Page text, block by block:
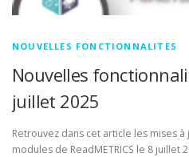
NOUVELLES FONCTIONNALITES
Nouvelles
juillet 2025
Retrouvez dans cet article les mises
modules de ReadMETRICS le 8 juillet